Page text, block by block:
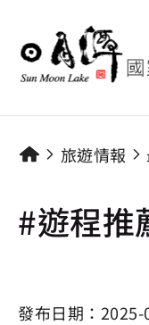
旅遊情報
#遊程推
發布日期： 2025-